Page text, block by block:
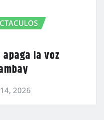
la voz
2026